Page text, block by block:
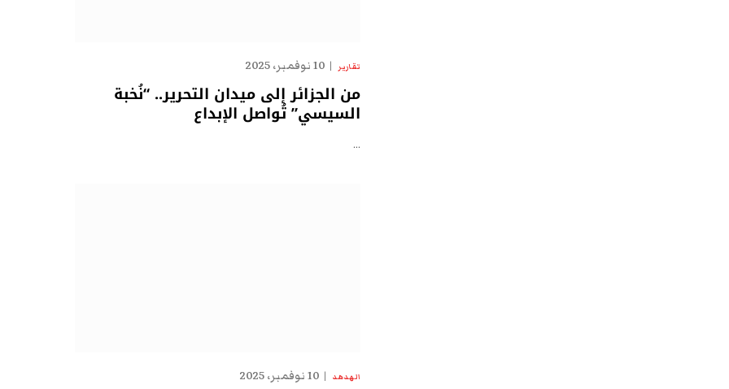
تقارير 10 نوفمبر، 2025
من الجزائر إلى ميدان التحرير.. “نُخبة
السيسي” تُواصل الإبداع
…
الهدهد 10 نوفمبر، 2025